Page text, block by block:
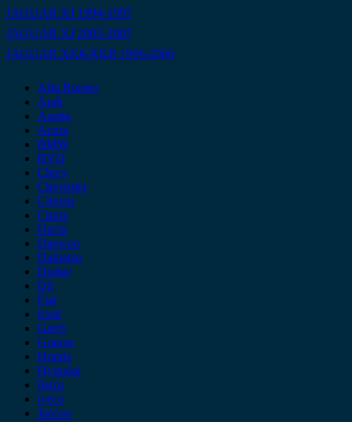
JAGUAR XJ 1994-1997
JAGUAR XJ 2003-2007
JAGUAR XK8-XKR 1996-2006
Alfa Romeo
Audi
Austin
Acura
BMW
BYD
Chery
Chevrolet
Citroen
Cupra
Dacia
Daewoo
Daihatsu
Dodge
DS
Fiat
Ford
Geely
Gonow
Honda
Hyundai
Isuzu
iveco
Jaecoo